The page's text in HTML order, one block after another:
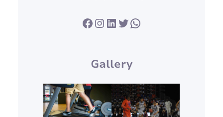
Facebook InstagramLinkedIn Twitter WhatsApp
Gallery